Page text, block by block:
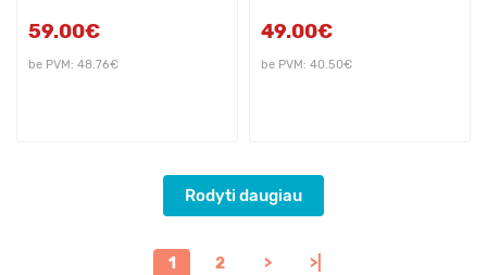
59.00€
be PVM: 48.76€
49.00€
be PVM: 40.50€
Rodyti daugiau
1 2 > >|